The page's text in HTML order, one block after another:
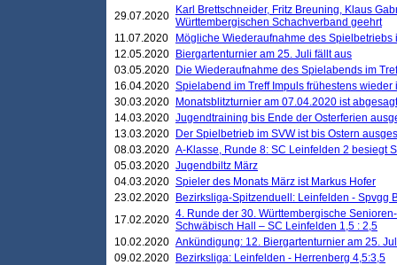
29.07.2020
Karl Brettschneider, Fritz Breuning, Klaus
Württembergischen Schachverband geehrt
11.07.2020
Mögliche Wiederaufnahme des Spielbetriebs
12.05.2020
Biergartenturnier am 25. Juli fällt aus
03.05.2020
Die Wiederaufnahme des Spielabends im
16.04.2020 Spielabend im Treff Impuls frühestens wieder
30.03.2020
Monatsblitzturnier am 07.04.2020 ist abgesagt
14.03.2020 Jugendtraining bis Ende der Osterferien
13.03.2020
Der Spielbetrieb im SVW ist bis Ostern
08.03.2020 A-Klasse, Runde 8: SC Leinfelden 2 besiegt
05.03.2020 Jugendbiltz März
04.03.2020 Spieler des Monats März ist Markus Hofer
23.02.2020
Bezirksliga-Spitzenduell: Leinfelden - Spvgg
17.02.2020 4. Runde der 30. Württembergische
Schwäbisch Hall – SC Leinfelden 1,5 : 2,5
10.02.2020 Ankündigung: 12. Biergartenturnier am 25.
09.02.2020
Bezirksliga: Leinfelden - Herrenberg 4,5:3,5